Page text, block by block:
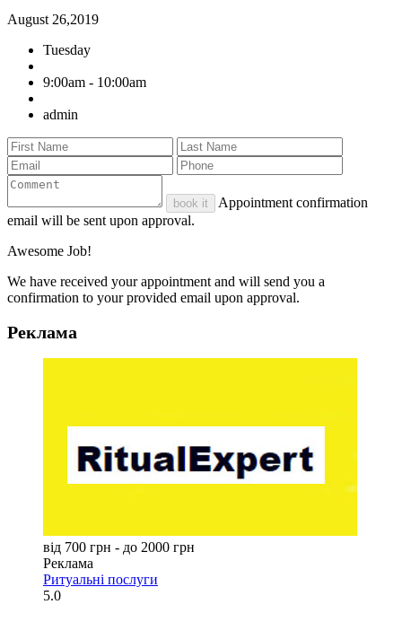
August 26,2019
Tuesday
9:00am - 10:00am
admin
book it
Appointment confirmation
email will be sent upon approval.
Awesome Job!
We have received your appointment and will send you a
confirmation to your provided email upon approval.
Реклама
від 700 грн - до 2000 грн
Реклама
Ритуальні послуги
5.0